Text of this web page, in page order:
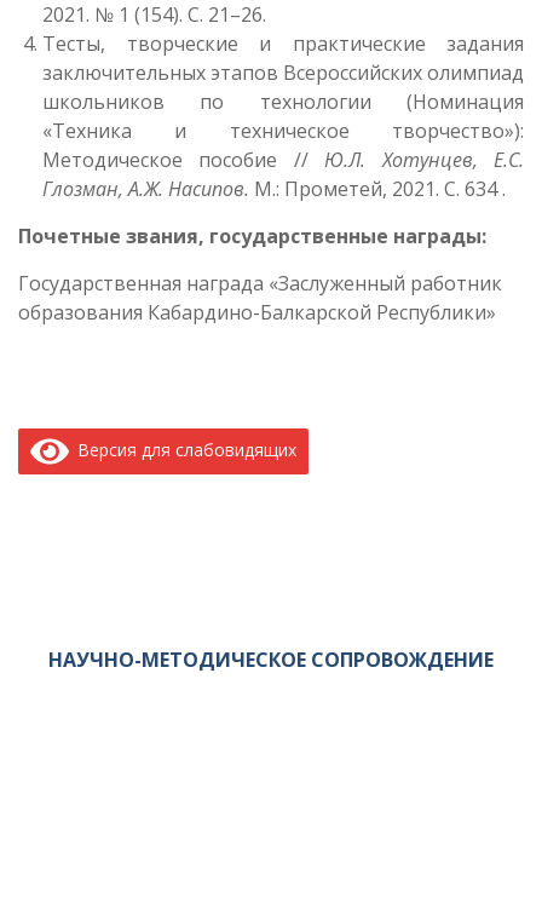
2021. № 1 (154). С. 21–26.
Тесты, творческие и практические задания
заключительных этапов Всероссийских олимпиад
школьников по технологии (Номинация
«Техника и техническое творчество»):
Методическое пособие //Ю.Л. Хотунцев, Е.С.
Глозман, А.Ж. Насипов. М.: Прометей, 2021. С. 634 .
Почетные звания, государственные награды:
Государственная награда «Заслуженный работник
образования Кабардино-Балкарской Республики»
Версия для слабовидящих
НАУЧНО-МЕТОДИЧЕСКОЕ СОПРОВОЖДЕНИЕ